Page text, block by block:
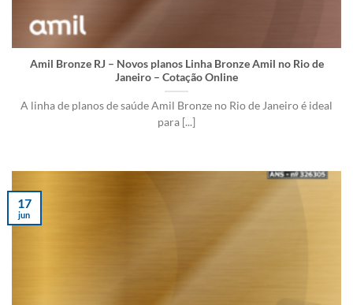
Amil Bronze RJ – Novos planos Linha Bronze Amil no Rio de
Janeiro – Cotação Online
A linha de planos de saúde Amil Bronze no Rio de Janeiro é ideal
para [...]
17
jun